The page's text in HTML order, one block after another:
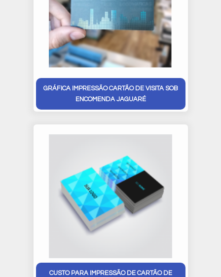
GRÁFICA IMPRESSÃO CARTÃO DE VISITA SOB
ENCOMENDA JAGUARÉ
CUSTO PARA IMPRESSÃO DE CARTÃO DE